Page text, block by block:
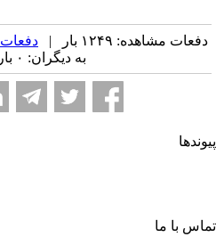
دفعات مشاهده: ۱۲۴۹ بار | دفعات
به دیگران: ۰ بار |
با ما